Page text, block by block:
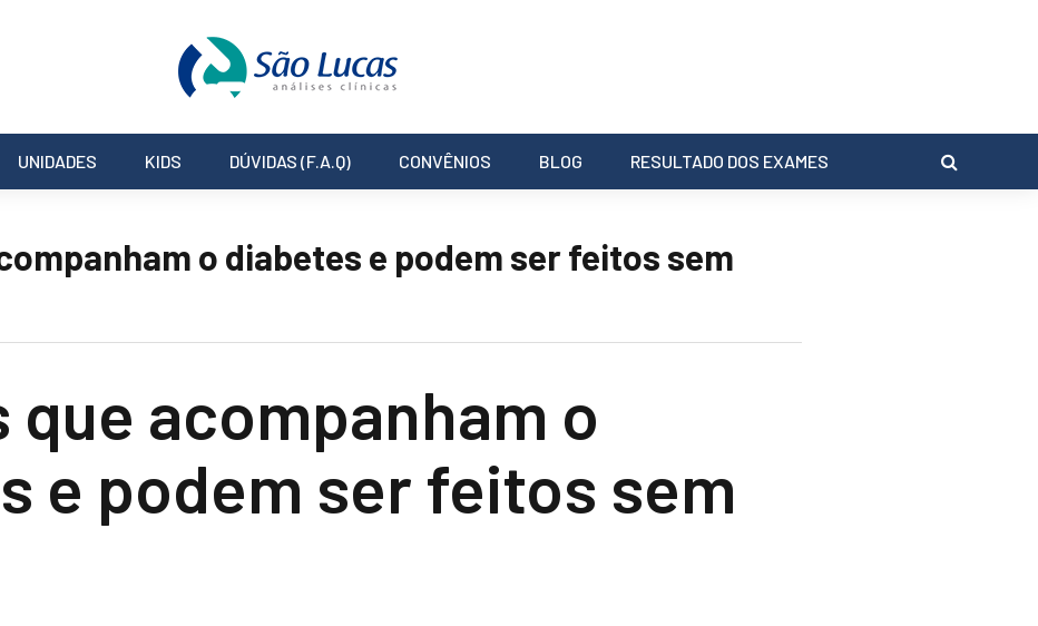
UNIDADES KIDS DÚVIDAS (F.A.Q) CONVÊNIOS BLOG RESULTADO DOS EXAMES
o diabetes e podem ser feitos sem
que acompanham o
e podem ser feitos sem